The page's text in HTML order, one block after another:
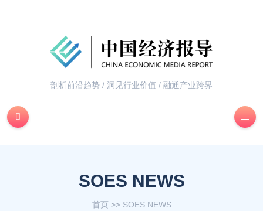
剖析前沿趋势 / 洞见行业价值 / 融通产业跨界
SOES NEWS
首页>> SOES NEWS